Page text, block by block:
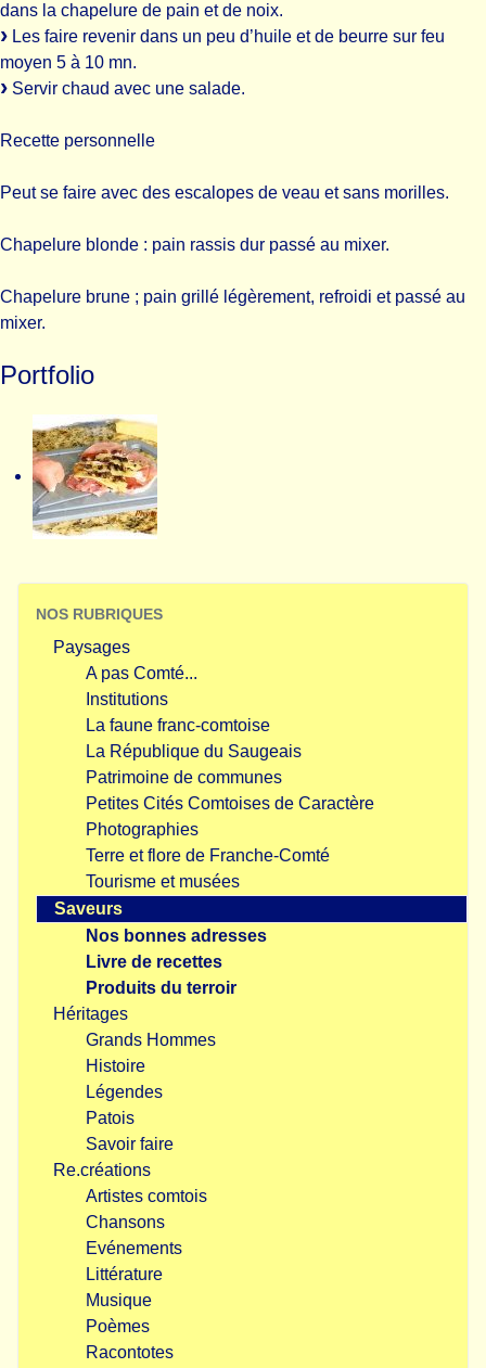
dans la chapelure de pain et de noix.
Les faire revenir dans un peu d’huile et de beurre sur feu
moyen 5 à 10 mn.
Servir chaud avec une salade.
Recette personnelle
Peut se faire avec des escalopes de veau et sans morilles.
Chapelure blonde : pain rassis dur passé au mixer.
Chapelure brune ; pain grillé légèrement, refroidi et passé au
mixer.
Portfolio
NOS RUBRIQUES
Paysages
A pas Comté...
Institutions
La faune franc-comtoise
La République du Saugeais
Patrimoine de communes
Petites Cités Comtoises de Caractère
Photographies
Terre et flore de Franche-Comté
Tourisme et musées
Saveurs
Nos bonnes adresses
Livre de recettes
Produits du terroir
Héritages
Grands Hommes
Histoire
Légendes
Patois
Savoir faire
Re.créations
Artistes comtois
Chansons
Evénements
Littérature
Musique
Poèmes
Racontotes